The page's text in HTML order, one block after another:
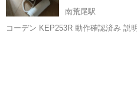
南荒尾駅
コーデン KEP253R 動作確認済み 説明書ありませんがネットで見る事